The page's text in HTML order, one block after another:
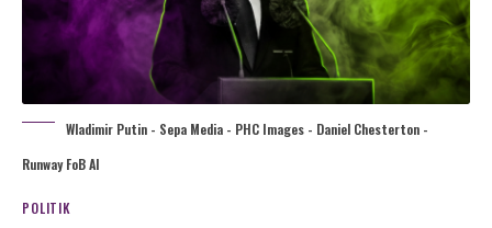
Wladimir Putin - Sepa Media - PHC Images - Daniel Chesterton -
Runway FoB AI
POLITIK